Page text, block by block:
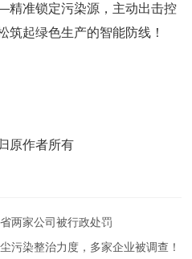
准锁定污染源，主动出击控
筑起绿色生产的智能防线！
原作者所有
两家公司被行政处罚
污染整治力度，多家企业被调查！